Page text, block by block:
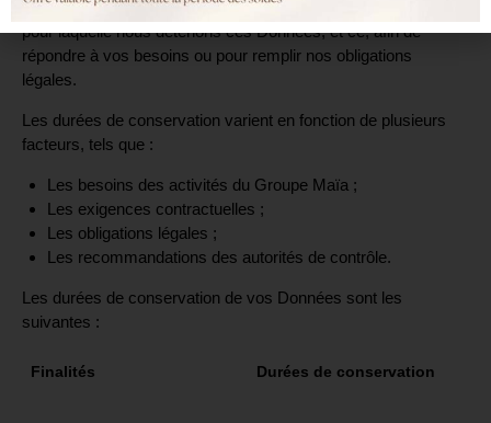
uniquement le temps nécessaire à la réalisation de la finalité
pour laquelle nous détenons ces Données, et ce, afin de
répondre à vos besoins ou pour remplir nos obligations
légales.
Les durées de conservation varient en fonction de plusieurs
facteurs, tels que :
Les besoins des activités du Groupe Maïa ;
Les exigences contractuelles ;
Les obligations légales ;
Les recommandations des autorités de contrôle.
Les durées de conservation de vos Données sont les
suivantes :
Finalités Durées de conservation